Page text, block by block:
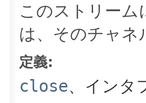
このストリー
は、そのチャネ
定義:
close、インタ